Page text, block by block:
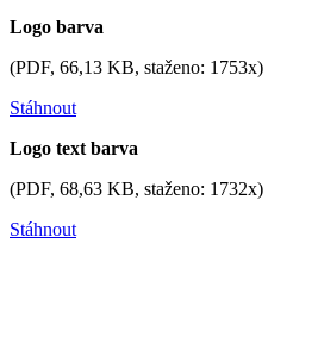
Logo barva
(PDF, 66,13 KB, staženo: 1753x)
Stáhnout
Logo text barva
(PDF, 68,63 KB, staženo: 1732x)
Stáhnout